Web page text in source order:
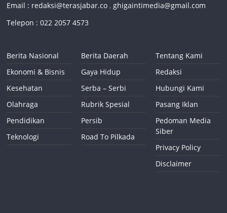
Email : redaksi@terasjabar.co ,ghigaintimedia@gmail.com
Telepon : 022 2057 4573
Berita Nasional
Ekonomi & Bisnis
Kesehatan
Olahraga
Pendidikan
Teknologi
Berita Daerah
Gaya Hidup
Serba – Serbi
Rubrik Spesial
Persib
Road To Pilkada
Tentang Kami
Redaksi
Hubungi Kami
Pasang Iklan
Pedoman Media
Siber
Privacy Policy
Disclaimer